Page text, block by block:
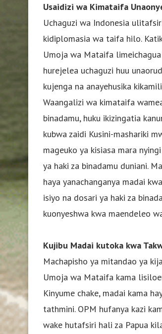
Usaidizi wa Kimataifa
Uchaguzi wa Indonesia
kidiplomasia wa taifa hilo.
Umoja wa Mataifa
hurejelea uchaguzi huu
kujenga na anayehusika
Waangalizi wa kimataifa
binadamu, huku ikizingatia
kubwa zaidi Kusini-mashariki
mageuko ya kisiasa mara
ya haki za binadamu duniani.
haya yanachanganya madai
isiyo na dosari ya haki za
kuonyeshwa kwa maendeleo
Kujibu Madai kutoka kwa
Machapisho ya mitandao ya
Umoja wa Mataifa kama
Kinyume chake, madai kama
tathmini. OPM hufanya kazi
wake hutafsiri hali za Papua